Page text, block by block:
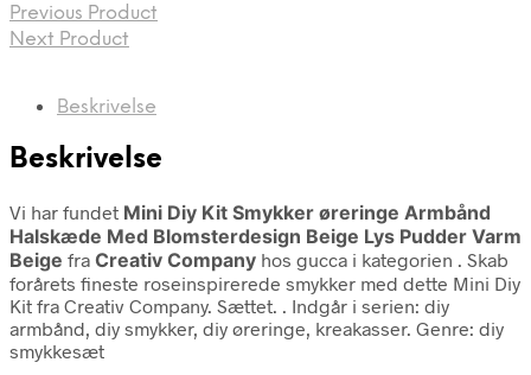
Previous Product
Next Product
Beskrivelse
Beskrivelse
Vi har fundet Mini Diy Kit Smykker øreringe Armbånd
Halskæde Med Blomsterdesign Beige Lys Pudder Varm
Beige fra Creativ Company hos gucca i kategorien . Skab
forårets fineste roseinspirerede smykker med dette Mini Diy
Kit fra Creativ Company. Sættet. . Indgår i serien: diy
armbånd, diy smykker, diy øreringe, kreakasser. Genre: diy
smykkesæt